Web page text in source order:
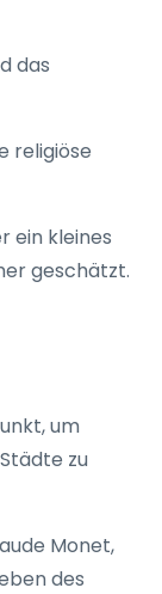
das
religiöse
ein kleines
geschätzt.
um
zu
Monet,
des